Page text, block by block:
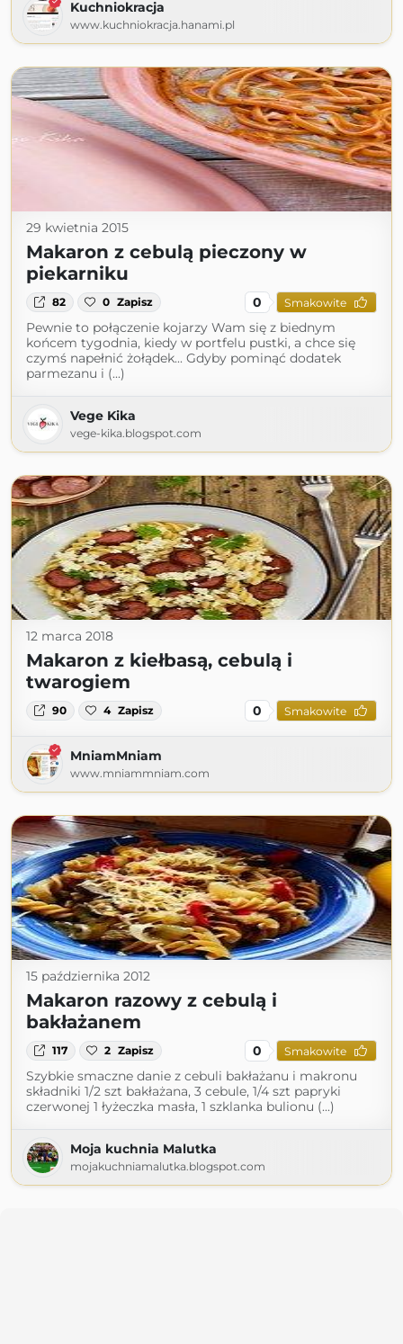
Kuchniokracja
www.kuchniokracja.hanami.pl
29 kwietnia 2015
Makaron z cebulą pieczony w
piekarniku
82 0 Zapisz 0 Smakowite
Pewnie to połączenie kojarzy Wam się z biednym
końcem tygodnia, kiedy w portfelu pustki, a chce się
czymś napełnić żołądek... Gdyby pominąć dodatek
parmezanu i (...)
Vege Kika
vege-kika.blogspot.com
12 marca 2018
Makaron z kiełbasą, cebulą i
twarogiem
90 4 Zapisz 0 Smakowite
MniamMniam
www.mniammniam.com
15 października 2012
Makaron razowy z cebulą i
bakłażanem
117 2 Zapisz 0 Smakowite
Szybkie smaczne danie z cebuli bakłażanu i makronu
składniki 1/2 szt bakłażana, 3 cebule, 1/4 szt papryki
czerwonej 1 łyżeczka masła, 1 szklanka bulionu (...)
Moja kuchnia Malutka
mojakuchniamalutka.blogspot.com